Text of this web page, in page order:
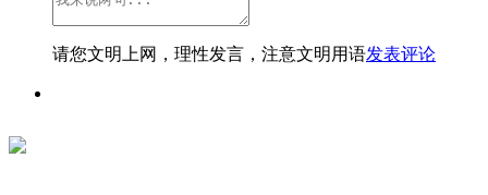
请您文明上网，理性发言，注意文明用语发表评论